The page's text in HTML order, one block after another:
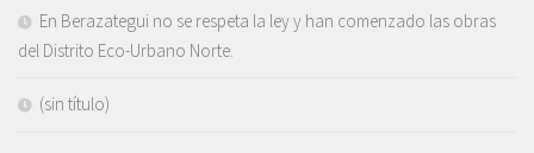
En Berazategui no se respeta la ley y han comenzado las obras
del Distrito Eco-Urbano Norte.
(sin título)